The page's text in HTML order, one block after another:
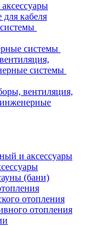
кабеля
системы
системы
вентиляция,
и аксессуары
(бани)
отопления
отопления